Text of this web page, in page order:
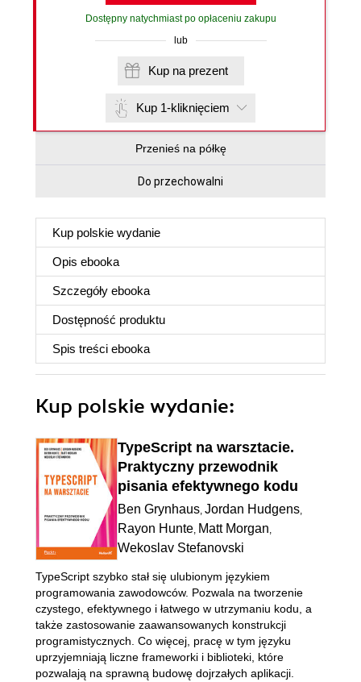
Dostępny natychmiast po opłaceniu zakupu
lub
Kup na prezent
Kup 1-kliknięciem
Przenieś na półkę
Do przechowalni
Kup polskie wydanie
Opis ebooka
Szczegóły ebooka
Dostępność produktu
Spis treści ebooka
Kup polskie wydanie:
TypeScript na warsztacie.
Praktyczny przewodnik
pisania efektywnego kodu
Ben Grynhaus, Jordan Hudgens,
Rayon Hunte, Matt Morgan,
Wekoslav Stefanovski
TypeScript szybko stał się ulubionym językiem
programowania zawodowców. Pozwala na tworzenie
czystego, efektywnego i łatwego w utrzymaniu kodu, a
także zastosowanie zaawansowanych konstrukcji
programistycznych. Co więcej, pracę w tym języku
uprzyjemniają liczne frameworki i biblioteki, które
pozwalają na sprawną budowę dojrzałych aplikacji.